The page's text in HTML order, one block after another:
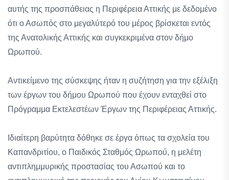
αυτής της προσπάθειας η Περιφέρεια Αττικής με δεδομένο
ότι ο Ασωπός στο μεγαλύτερό του μέρος βρίσκεται εντός
της Ανατολικής Αττικής και συγκεκριμένα στον δήμο
Ωρωπού.
Αντικείμενο της σύσκεψης ήταν η συζήτηση για την εξέλιξη
των έργων του δήμου Ωρωπού που έχουν ενταχθεί στο
Πρόγραμμα Εκτελεστέων Έργων της Περιφέρειας Αττικής.
Ιδιαίτερη βαρύτητα δόθηκε σε έργα όπως τα σχολεία του
Καπανδριτίου, ο Παιδικός Σταθμός Ωρωπού, η μελέτη
αντιπλημμυρικής προστασίας του Ασωπού και το